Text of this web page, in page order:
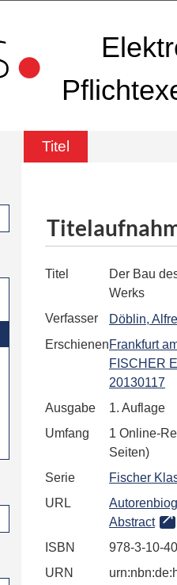
Titel
Titel
Der Bau
Werks
Verfasser
Döblin,
ErschienenFrankfurt
FISCHER
20130117
Ausgabe
1. Auflage
Umfang
1 Online-
Seiten)
Serie
Fischer
URL
Abstract
ISBN
978-3-10-
URN